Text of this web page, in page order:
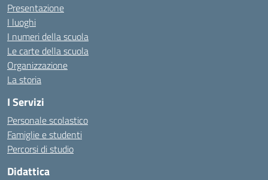
Presentazione
I luoghi
I numeri della scuola
Le carte della scuola
Organizzazione
La storia
I Servizi
Personale scolastico
Famiglie e studenti
Percorsi di studio
Didattica